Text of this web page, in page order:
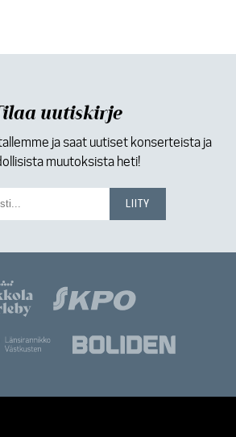
uutiskirje
ja saat uutiset konserteista ja
muutoksista heti!